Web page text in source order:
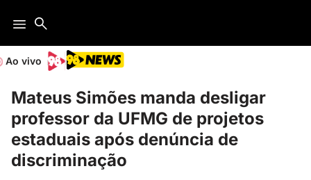
Ao vivo
Mateus Simões manda desligar
professor da UFMG de projetos
estaduais após denúncia de
discriminação